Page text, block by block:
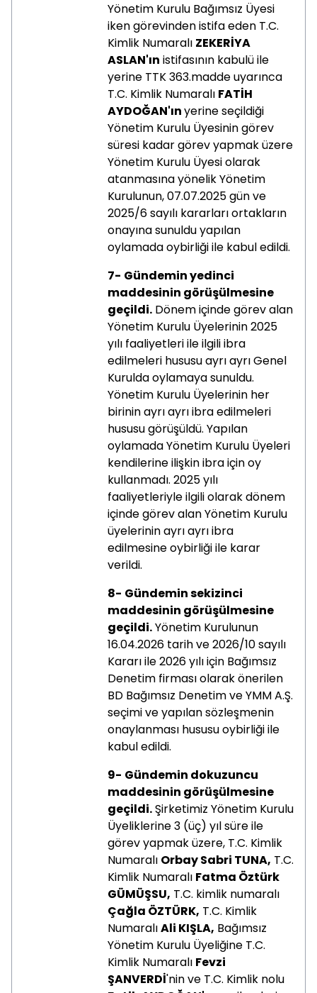
Yönetim Kurulu Bağımsız Üyesi
iken görevinden istifa eden T.C.
Kimlik Numaralı ZEKERİYA
ASLAN'ın istifasının kabulü ile
yerine TTK 363.madde uyarınca
T.C. Kimlik Numaralı FATİH
AYDOĞAN'ınyerine seçildiği
Yönetim Kurulu Üyesinin görev
süresi kadar görev yapmak üzere
Yönetim Kurulu Üyesi olarak
atanmasına yönelik Yönetim
Kurulunun, 07.07.2025 gün ve
2025/6 sayılı kararları ortakların
onayına sunuldu yapılan
oylamada oybirliği ile kabul edildi.
7- Gündemin yedinci
maddesinin görüşülmesine
geçildi. Dönem içinde görev alan
Yönetim Kurulu Üyelerinin 2025
yılı faaliyetleri ile ilgili ibra
edilmeleri hususu ayrı ayrı Genel
Kurulda oylamaya sunuldu.
Yönetim Kurulu Üyelerinin her
birinin ayrı ayrı ibra edilmeleri
hususu görüşüldü. Yapılan
oylamada Yönetim Kurulu Üyeleri
kendilerine ilişkin ibra için oy
kullanmadı. 2025 yılı
faaliyetleriyle ilgili olarak dönem
içinde görev alan Yönetim Kurulu
üyelerinin ayrı ayrı ibra
edilmesine oybirliği ile karar
verildi.
8- Gündemin sekizinci
maddesinin görüşülmesine
geçildi.Yönetim Kurulunun
16.04.2026 tarih ve 2026/10 sayılı
Kararı ile 2026 yılı için Bağımsız
Denetim firması olarak önerilen
BD Bağımsız Denetim ve YMM A.Ş.
seçimi ve yapılan sözleşmenin
onaylanması hususu oybirliği ile
kabul edildi.
9- Gündemin dokuzuncu
maddesinin görüşülmesine
geçildi.Şirketimiz Yönetim Kurulu
Üyeliklerine 3 (üç) yıl süre ile
görev yapmak üzere, T.C. Kimlik
Numaralı Orbay Sabri TUNA, T.C.
Kimlik Numaralı Fatma Öztürk
GÜMÜŞSU, T.C. kimlik numaralı
Çağla ÖZTÜRK, T.C. Kimlik
NumaralıAli KIŞLA, Bağımsız
Yönetim Kurulu Üyeliğine T.C.
Kimlik Numaralı Fevzi
ŞANVERDİ'nin ve T.C. Kimlik nolu